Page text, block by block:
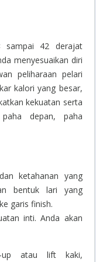
sampai 42 derajat
menyesuaikan diri
peliharaan pelari
kalori yang besar,
kekuatan serta
depan, paha
ketahanan yang
bentuk lari yang
garis finish.
inti. Anda akan
up atau lift kaki,